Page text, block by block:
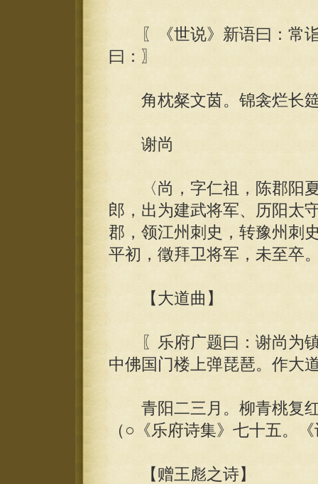
〖《世说》新语曰：常诣
曰：〗
角枕粲文茵。锦衾烂长筵
谢尚
〈尚，字仁祖，陈郡阳夏
郎，出为建武将军、历阳太
郡，领江州刺史，转豫州刺
平初，徵拜卫将军，未至卒
【大道曲】
〖乐府广题曰：谢尚为镇
中佛国门楼上弹琵琶。作大
青阳二三月。柳青桃复红
（○《乐府诗集》七十五。
【赠王彪之诗】